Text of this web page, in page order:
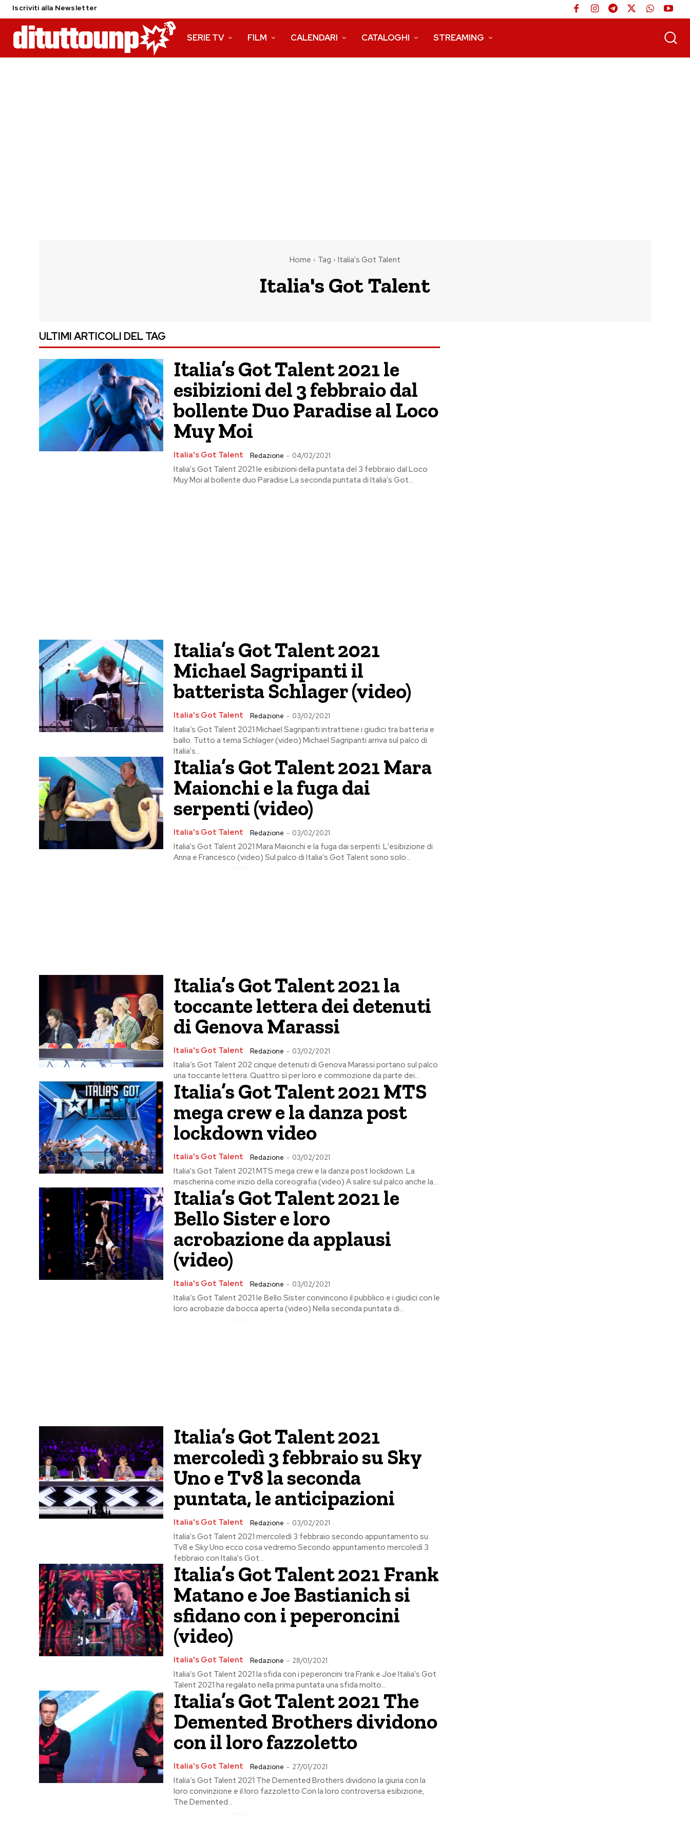
Iscriviti alla Newsletter
SERIE TV FILM CALENDARI CATALOGHI STREAMING
Home Tag Italia's Got Talent
Italia's Got Talent
ULTIMI ARTICOLI DEL TAG
Italia’s Got Talent 2021 le
esibizioni del 3 febbraio dal
bollente Duo Paradise al Loco
Muy Moi
Italia's Got Talent Redazione - 04/02/2021
Italia's Got Talent 2021 le esibizioni della puntata del 3 febbraio dal Loco
Muy Moi al bollente duo Paradise La seconda puntata di Italia's Got...
Italia’s Got Talent 2021
Michael Sagripanti il
batterista Schlager (video)
Italia's Got Talent Redazione - 03/02/2021
Italia’s Got Talent 2021 Michael Sagripanti intrattiene i giudici tra batteria e
ballo. Tutto a tema Schlager (video) Michael Sagripanti arriva sul palco di
Italia's...
Italia’s Got Talent 2021 Mara
Maionchi e la fuga dai
serpenti (video)
Italia's Got Talent Redazione - 03/02/2021
Italia's Got Talent 2021 Mara Maionchi e la fuga dai serpenti. L'esibizione di
Anna e Francesco (video) Sul palco di Italia's Got Talent sono solo...
Italia’s Got Talent 2021 la
toccante lettera dei detenuti
di Genova Marassi
Italia's Got Talent Redazione - 03/02/2021
Italia’s Got Talent 202 cinque detenuti di Genova Marassi portano sul palco
una toccante lettera. Quattro sì per loro e commozione da parte dei...
Italia’s Got Talent 2021 MTS
mega crew e la danza post
lockdown video
Italia's Got Talent Redazione - 03/02/2021
Italia's Got Talent 2021 MTS mega crew e la danza post lockdown. La
mascherina come inizio della coreografia (video) A salire sul palco anche la...
Italia’s Got Talent 2021 le
Bello Sister e loro
acrobazione da applausi
(video)
Italia's Got Talent Redazione - 03/02/2021
Italia’s Got Talent 2021 le Bello Sister convincono il pubblico e i giudici con le
loro acrobazie da bocca aperta (video) Nella seconda puntata di...
Italia’s Got Talent 2021
mercoledì 3 febbraio su Sky
Uno e Tv8 la seconda
puntata, le anticipazioni
Italia's Got Talent Redazione - 03/02/2021
Italia's Got Talent 2021 mercoledì 3 febbraio secondo appuntamento su
Tv8 e Sky Uno ecco cosa vedremo Secondo appuntamento mercoledì 3
febbraio con Italia's Got...
Italia’s Got Talent 2021 Frank
Matano e Joe Bastianich si
sfidano con i peperoncini
(video)
Italia's Got Talent Redazione - 28/01/2021
Italia's Got Talent 2021 la sfida con i peperoncini tra Frank e Joe Italia's Got
Talent 2021 ha regalato nella prima puntata una sfida molto...
Italia’s Got Talent 2021 The
Demented Brothers dividono
con il loro fazzoletto
Italia's Got Talent Redazione - 27/01/2021
Italia’s Got Talent 2021 The Demented Brothers dividono la giuria con la
loro convinzione e il loro fazzoletto Con la loro controversa esibizione,
The Demented...